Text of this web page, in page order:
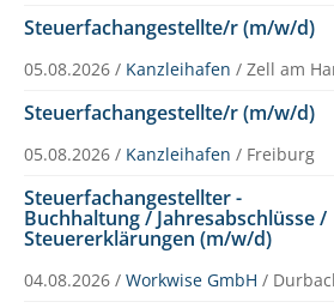
Steuerfachangestellte/r (m/w/d)
05.08.2026 / Kanzleihafen / Zell am
Steuerfachangestellte/r (m/w/d)
05.08.2026 / Kanzleihafen / Freiburg
Steuerfachangestellter -
Buchhaltung / Jahresabschlüsse /
Steuererklärungen (m/w/d)
04.08.2026 / Workwise GmbH /